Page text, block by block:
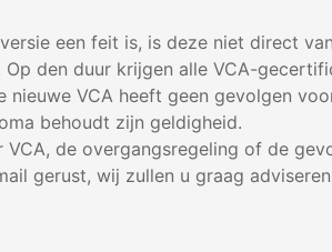
een feit is, is deze niet direct
Op den duur krijgen alle VCA-
nieuwe VCA heeft geen gevolgen
behoudt zijn geldigheid.
VCA, de overgangsregeling of de
gerust, wij zullen u graag